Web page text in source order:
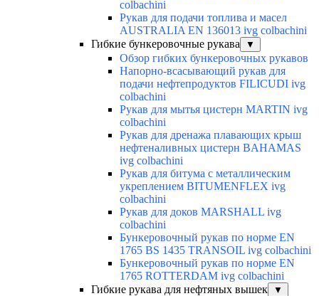
colbachini
Рукав для подачи топлива и масел
AUSTRALIA EN 136013 ivg colbachini
Гибкие бункеровочные рукава
▼
Обзор гибких бункеровочных рукавов
Напорно-всасывающий рукав для
подачи нефтепродуктов FILICUDI ivg
colbachini
Рукав для мытья цистерн MARTIN ivg
colbachini
Рукав для дренажа плавающих крыш
нефтеналивных цистерн BAHAMAS
ivg colbachini
Рукав для битума с металлическим
укреплением BITUMENFLEX ivg
colbachini
Рукав для доков MARSHALL ivg
colbachini
Бункеровочный рукав по норме EN
1765 BS 1435 TRANSOIL ivg colbachini
Бункеровочный рукав по норме EN
1765 ROTTERDAM ivg colbachini
Гибкие рукава для нефтяных вышек
▼